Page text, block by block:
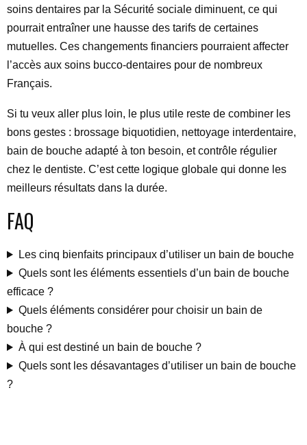
soins dentaires par la Sécurité sociale diminuent, ce qui
pourrait entraîner une hausse des tarifs de certaines
mutuelles. Ces changements financiers pourraient affecter
l’accès aux soins bucco-dentaires pour de nombreux
Français.
Si tu veux aller plus loin, le plus utile reste de combiner les
bons gestes : brossage biquotidien, nettoyage interdentaire,
bain de bouche adapté à ton besoin, et contrôle régulier
chez le dentiste. C’est cette logique globale qui donne les
meilleurs résultats dans la durée.
FAQ
Les cinq bienfaits principaux d’utiliser un bain de bouche
Quels sont les éléments essentiels d’un bain de bouche
efficace ?
Quels éléments considérer pour choisir un bain de
bouche ?
À qui est destiné un bain de bouche ?
Quels sont les désavantages d’utiliser un bain de bouche
?